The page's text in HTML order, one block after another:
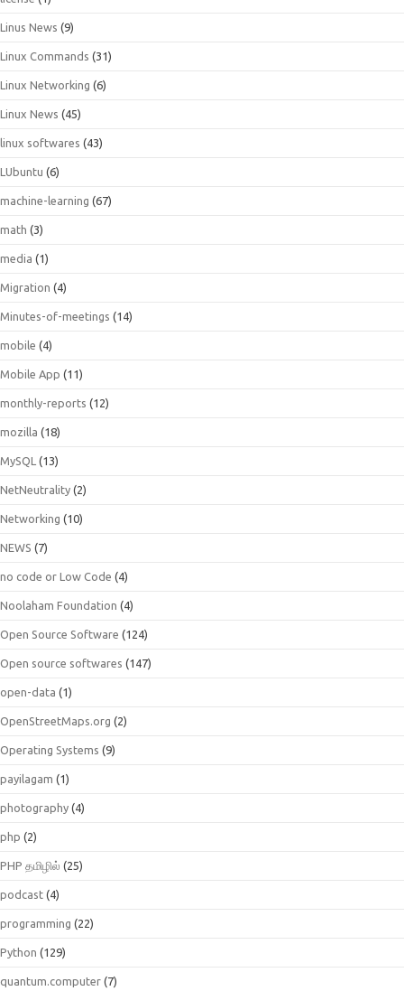
Linus News (9)
Linux Commands (31)
Linux Networking (6)
Linux News (45)
linux softwares (43)
LUbuntu (6)
machine-learning (67)
math (3)
media (1)
Migration (4)
Minutes-of-meetings (14)
mobile (4)
Mobile App (11)
monthly-reports (12)
mozilla (18)
MySQL (13)
NetNeutrality (2)
Networking (10)
NEWS (7)
no code or Low Code (4)
Noolaham Foundation (4)
Open Source Software (124)
Open source softwares (147)
open-data (1)
OpenStreetMaps.org (2)
Operating Systems (9)
payilagam (1)
photography (4)
php (2)
PHP தமிழில் (25)
podcast (4)
programming (22)
Python (129)
quantum.computer (7)